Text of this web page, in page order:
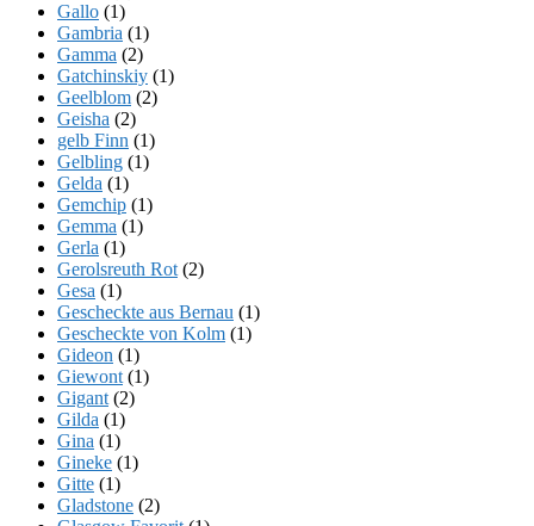
Gallo (1)
Gambria (1)
Gamma (2)
Gatchinskiy (1)
Geelblom (2)
Geisha (2)
gelb Finn (1)
Gelbling (1)
Gelda (1)
Gemchip (1)
Gemma (1)
Gerla (1)
Gerolsreuth Rot (2)
Gesa (1)
Gescheckte aus Bernau (1)
Gescheckte von Kolm (1)
Gideon (1)
Giewont (1)
Gigant (2)
Gilda (1)
Gina (1)
Gineke (1)
Gitte (1)
Gladstone (2)